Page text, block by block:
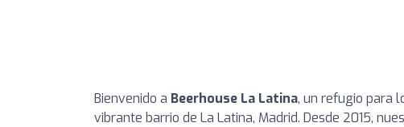
Bienvenido a Beerhouse La Latina, un refugio para
vibrante barrio de La Latina, Madrid. Desde 2015,